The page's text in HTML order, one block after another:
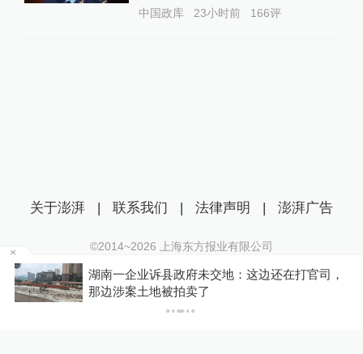
中国政库 23小时前 166评
湖南一企业诉县政府未交地：这边还在打官司，
那边涉案土地被拍卖了
关于澎湃 | 联系我们 | 法律声明 | 澎湃广告
©2014~2026 上海东方报业有限公司
沪ICP证：沪B2-20170116 | 沪ICP备14003370号
互联网新闻信息服务许可证：31120170006
沪公网安备 31010602000299号